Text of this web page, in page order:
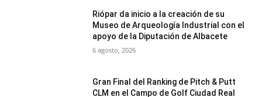
Riópar da inicio a la creación de su
Museo de Arqueología Industrial con el
apoyo de la Diputación de Albacete
6 agosto, 2026
Gran Final del Ranking de Pitch & Putt
CLM en el Campo de Golf Ciudad Real